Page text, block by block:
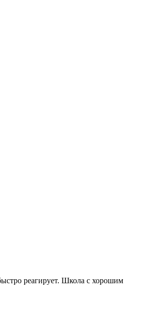
реагирует. Школа с хорошим